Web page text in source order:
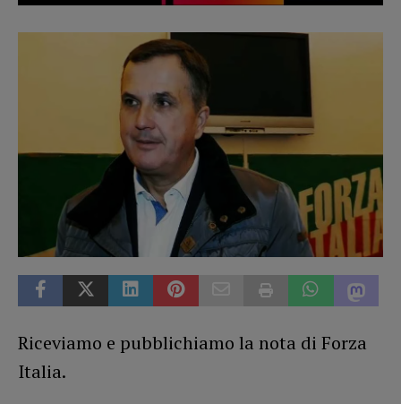
Riceviamo e pubblichiamo la nota di Forza
Italia.